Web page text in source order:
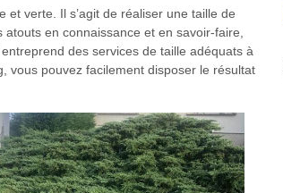
et verte. Il s’agit de réaliser une taille de
en connaissance et en savoir-faire,
des services de taille adéquats à
vous pouvez facilement disposer le résultat